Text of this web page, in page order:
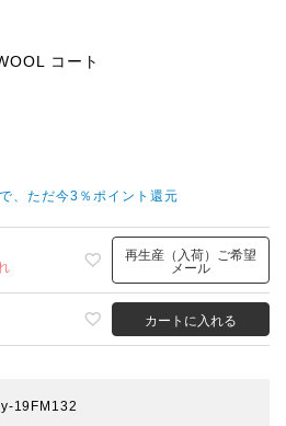
コート
、ただ今3％ポイント還元
再生産（入荷）ご希望
メール
カートに入れる
19FM132